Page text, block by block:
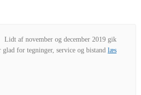
Lidt af november og december 2019 gik
glad for tegninger, service og bistand læs